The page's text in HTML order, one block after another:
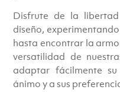
Disfrute de la
diseño,
hasta encontrar la
versatilidad de
adaptar fácilmente
ánimo y a sus